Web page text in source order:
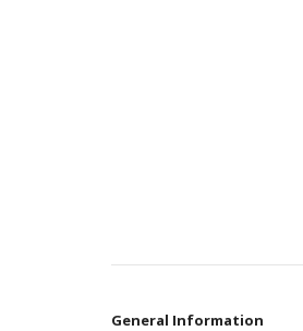
General Information